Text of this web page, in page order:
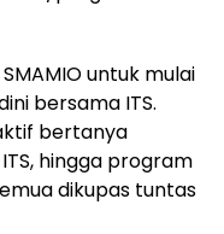
untuk mulai
bersama ITS.
bertanya
hingga program
dikupas tuntas